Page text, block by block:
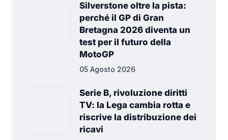
Silverstone oltre la pista:
perché il GP di Gran
Bretagna 2026 diventa un
test per il futuro della
MotoGP
05 Agosto 2026
Serie B, rivoluzione diritti
TV: la Lega cambia rotta e
riscrive la distribuzione dei
ricavi